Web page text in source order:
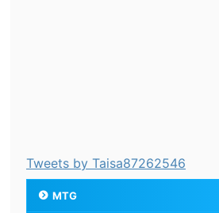
Tweets by Taisa87262546
MTG